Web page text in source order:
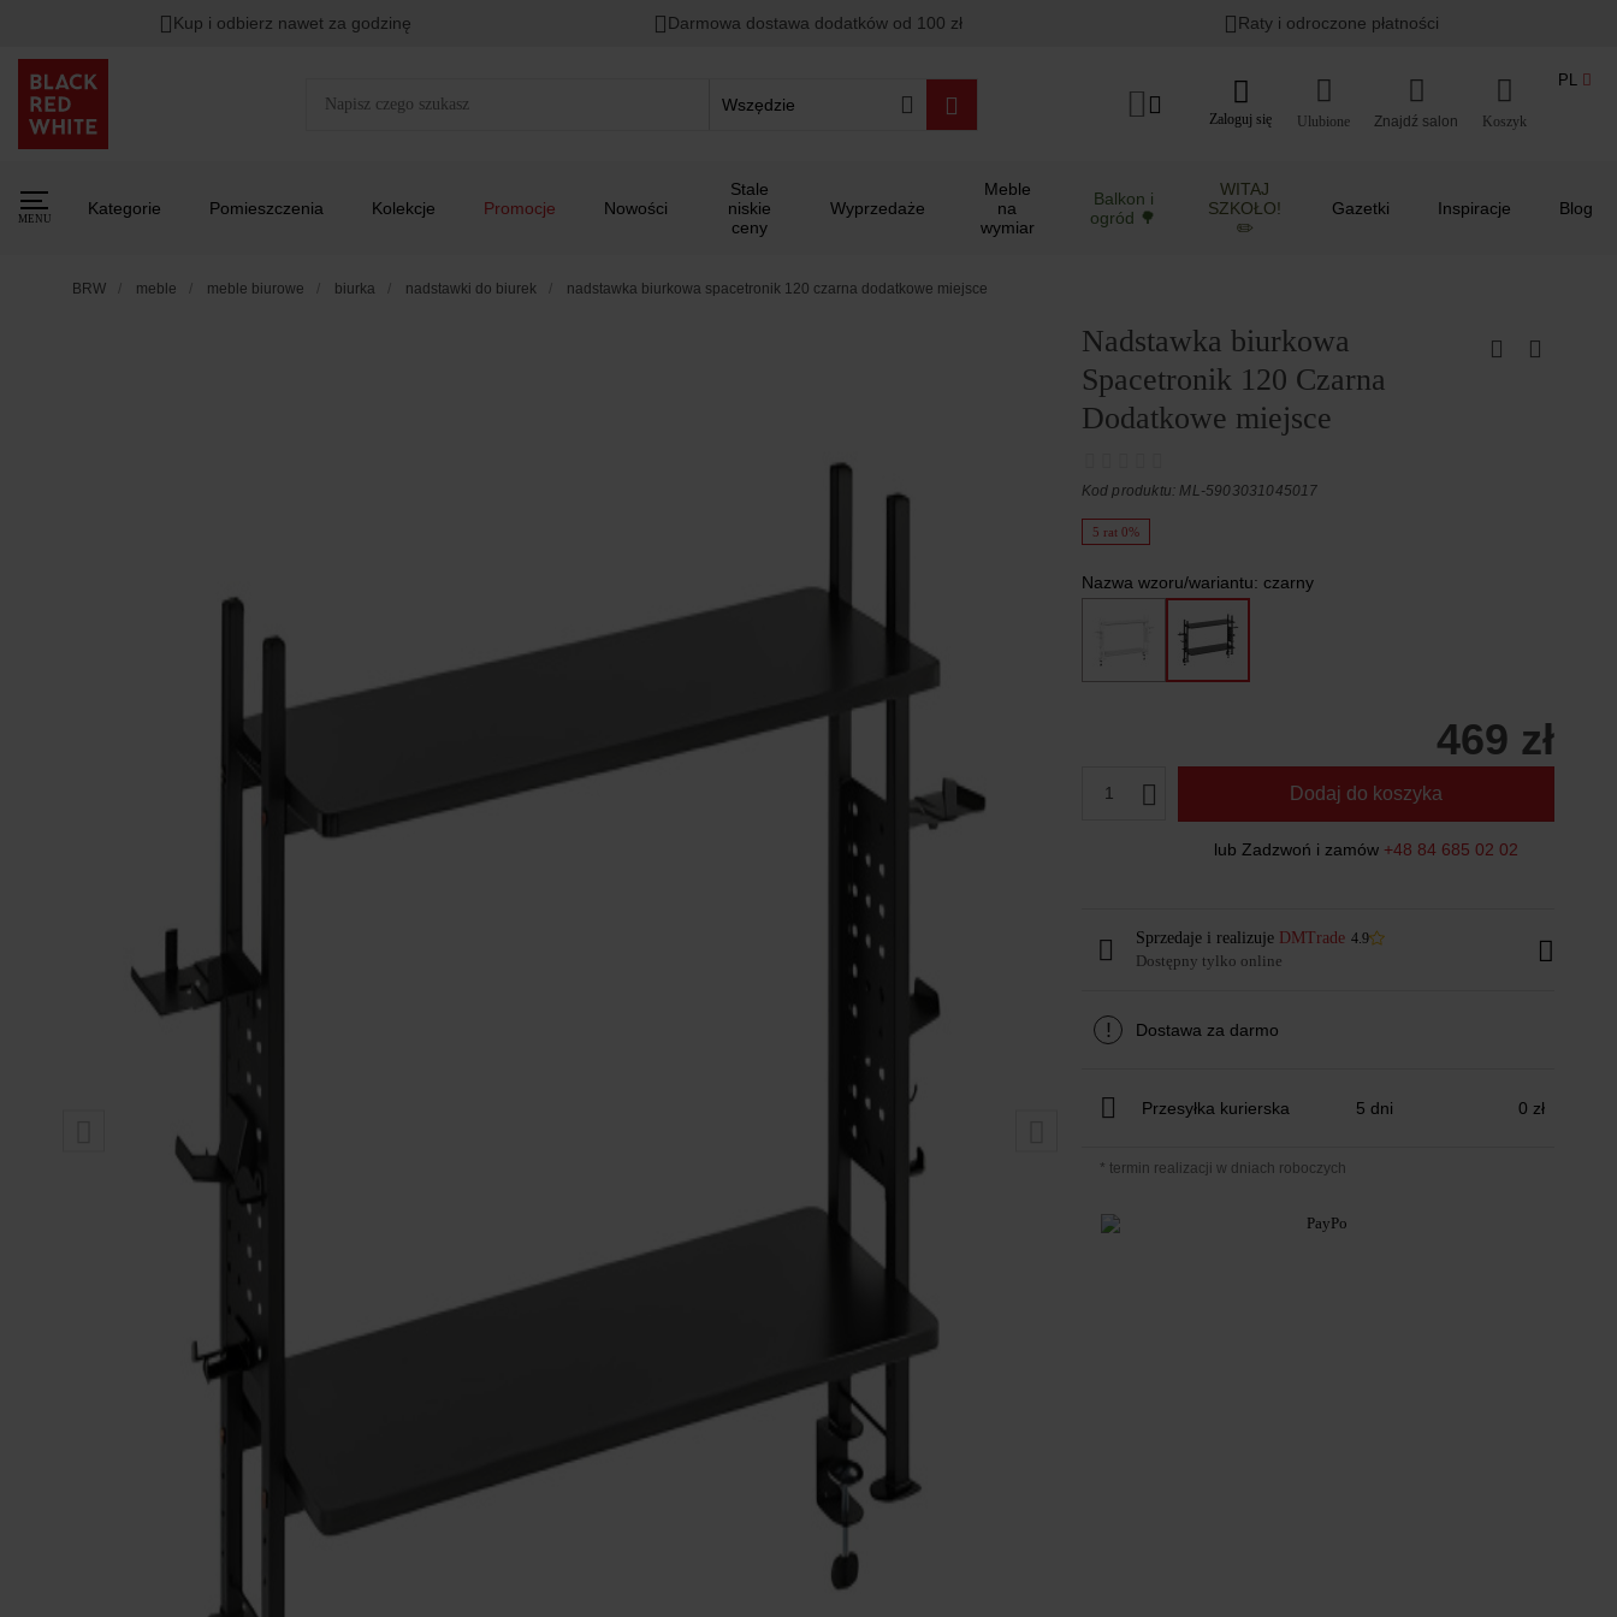
Kup i odbierz nawet za godzinę Darmowa dostawa dodatków od 100 zł Raty i odroczone płatności
Wszędzie
Zaloguj się Ulubione Koszyk
PL
MENU
Kategorie Pomieszczenia Kolekcje Promocje Nowości
Stale
niskie
ceny
Wyprzedaże
Meble
na
wymiar
Balkon i
ogród 🌳
WITAJ
SZKOŁO!
✏️
Gazetki Inspiracje Blog
BRW meble meble biurowe biurka nadstawki do biurek nadstawka biurkowa spacetronik 120 czarna dodatkowe miejsce
Nadstawka biurkowa
Spacetronik 120 Czarna
Dodatkowe miejsce
Kod produktu: ML-5903031045017
5 rat 0%
Nazwa wzoru/wariantu: czarny
469 zł
1 Dodaj do koszyka
lub Zadzwoń i zamów +48 84 685 02 02
Sprzedaje i realizuje DMTrade 4.9
Dostępny tylko online
! Dostawa za darmo
Przesyłka kurierska 5 dni 0 zł
* termin realizacji w dniach roboczych